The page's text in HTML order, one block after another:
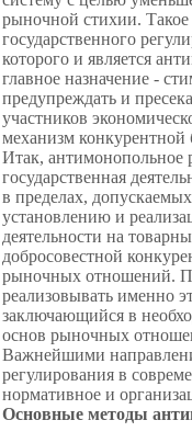
рыночной стихии.
государственного
которого и является
главное назначение -
предупреждать и
участников
механизм конкурентной
Итак, антимонопольное
государственная
в пределах,
установлению и
деятельности на
добросовестной
рыночных отношений.
реализовывать именно
заключающийся в
основ рыночных
Важнейшими
регулирования в
нормативное и
Основные методы